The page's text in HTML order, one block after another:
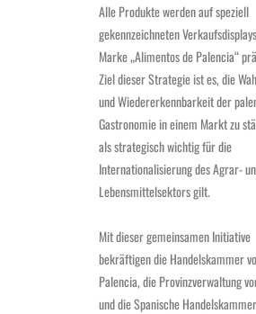
Alle Produkte werden auf speziell
gekennzeichneten
Marke „Alimentos de Palencia“
Ziel dieser Strategie ist es, die
und Wiedererkennbarkeit der
Gastronomie in einem Markt zu
als strategisch wichtig für die
Internationalisierung des Agrar-
Lebensmittelsektors gilt.
Mit dieser gemeinsamen Initiative
bekräftigen die Handelskammer
Palencia, die Provinzverwaltung
und die Spanische